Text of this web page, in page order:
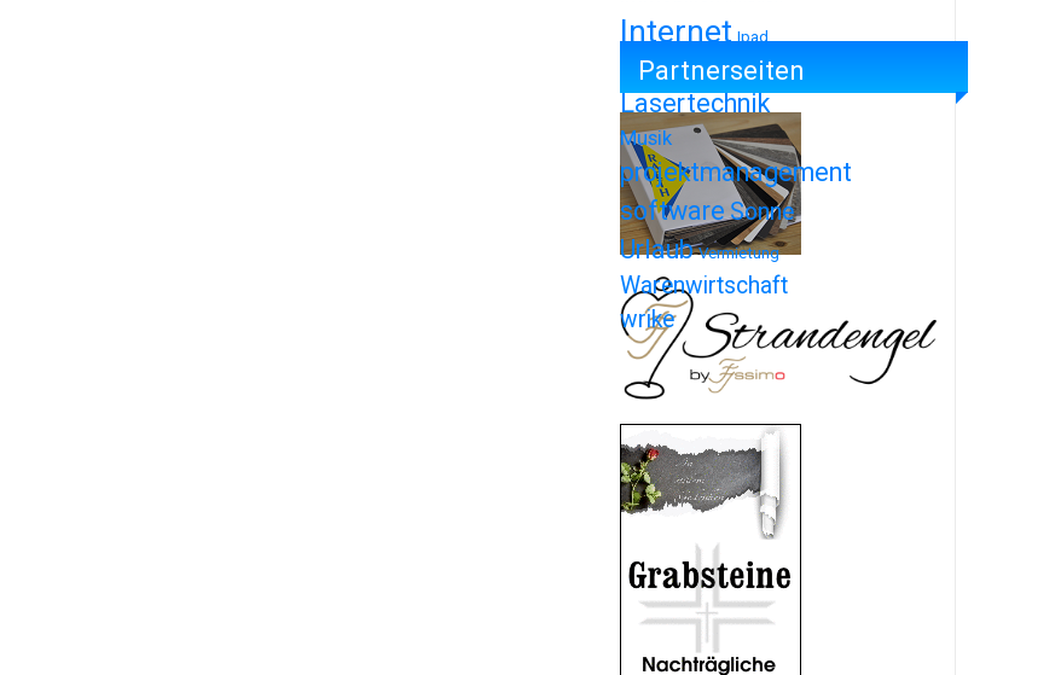
Internet Ipad
Iphone
Lasertechnik
Musik
projektmanagement
softwareSonne
Urlaub Vermietung
Warenwirtschaft
wrike
Partnerseiten